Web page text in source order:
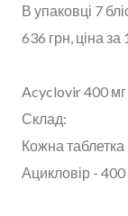
В упаковці 7
636 грн, ціна за
Acyclovir 400 мг
Склад:
Кожна таблетка
Ацикловір - 400